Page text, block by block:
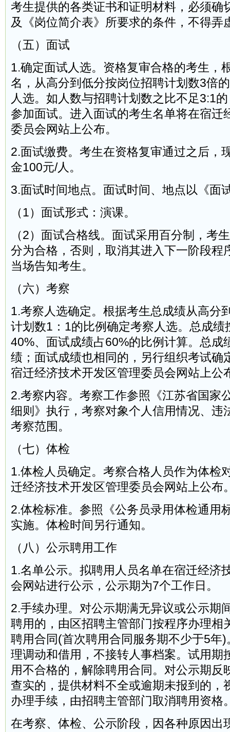
考生提供的各类证书和证明材料，必须确
及《岗位简介表》所要求的条件，不得弄
（五）面试
1.确定面试人选。资格复审合格的考生，
名，从高分到低分按岗位招聘计划数3倍
人选。如人数与招聘计划数之比不足3:1
参加面试。进入面试的考生名单将在宿迁
委员会网站上公布。
2.面试缴费。考生在资格复审通过之后，
金100元/人。
3.面试时间地点。面试时间、地点以《面
（1）面试形式：演课。
（2）面试合格线。面试采用百分制，考
分为合格，否则，取消其进入下一阶段程
当场告知考生。
（六）考察
1.考察人选确定。根据考生总成绩从高分
计划数1：1的比例确定考察人选。总成绩
40%、面试成绩占60%的比例计算。总成
绩；面试成绩也相同的，另行组织考试确
宿迁经济技术开发区管理委员会网站上公
2.考察内容。考察工作参照《江苏省国家
细则》执行，考察对象个人信用情况、违
考察范围。
（七）体检
1.体检人员确定。考察合格人员作为体检
迁经济技术开发区管理委员会网站上公布
2.体检标准。参照《公务员录用体检通用
实施。体检时间另行通知。
（八）公示聘用工作
1.名单公示。拟聘用人员名单在宿迁经济
会网站进行公示，公示期为7个工作日。
2.手续办理。对公示期满无异议或公示期
聘用的，由区招聘主管部门按程序办理相
聘用合同(首次聘用合同服务期不少于5年
理调动和借用，不接转人事档案。试用期
用不合格的，解除聘用合同。对公示期反
查实的，提供材料不全或逾期未报到的，
办理手续，由招聘主管部门取消聘用资格
在考察、体检、公示阶段，因各种原因出